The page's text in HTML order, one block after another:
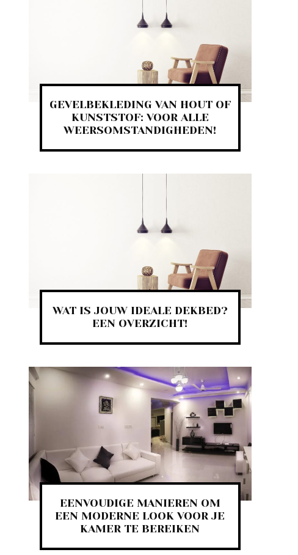
GEVELBEKLEDING VAN HOUT OF
KUNSTSTOF: VOOR ALLE
WEERSOMSTANDIGHEDEN!
WAT IS JOUW IDEALE DEKBED?
EEN OVERZICHT!
EENVOUDIGE MANIEREN OM
EEN ​​MODERNE LOOK VOOR JE
KAMER TE BEREIKEN